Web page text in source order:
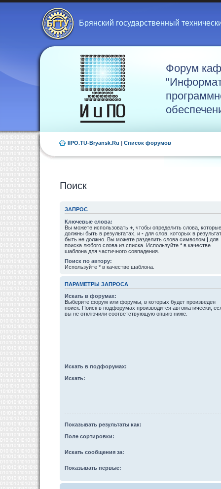
Брянский государственный
Форум
IIPO.TU-Bryansk.Ru | Список форумов
Поиск
ЗАПРОС
Ключевые слова:
Вы можете использовать + , чтобы определить слова, которые
должны быть в результатах, и - для слов, которых в
быть не должно. Вы можете разделить слова символом | для
поиска любого слова из списка. Используйте * в качестве
шаблона для частичного совпадения.
Поиск по автору:
Используйте * в качестве шаблона.
ПАРАМЕТРЫ ЗАПРОСА
Искать в форумах:
Выберите форум или форумы, в которых будет произведен
поиск. Поиск в подфорумах производится автоматически,
вы не отключили соответствующую опцию ниже.
Искать в подфорумах:
Искать:
Показывать результаты как:
Поле сортировки:
Искать сообщения за:
Показывать первые: